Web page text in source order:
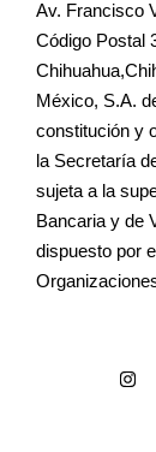
Av. Francisco
Código Postal
México, S.A.
constitución y
la Secretaría
sujeta a la
Bancaria y de
dispuesto por